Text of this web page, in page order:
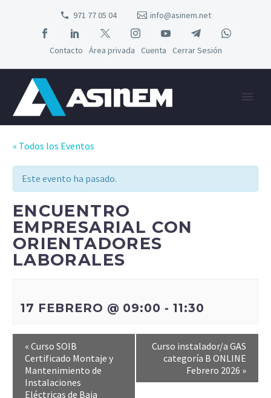
971 77 05 04 info@asinem.net
Contacto Área privada Cuenta Cerrar Sesión
« Todos los Eventos
Este evento ha pasado.
ENCUENTRO
EMPRESARIAL CON
ORIENTADORES
LABORALES
17 FEBRERO @ 09:00 -11:30
« Curso SOIB
Certificado Montaje y
Mantenimiento de
Instalaciones
Eléctricas de Baja
Curso instalador/a GAS
categoría B ONLINE
Febrero 2026 »